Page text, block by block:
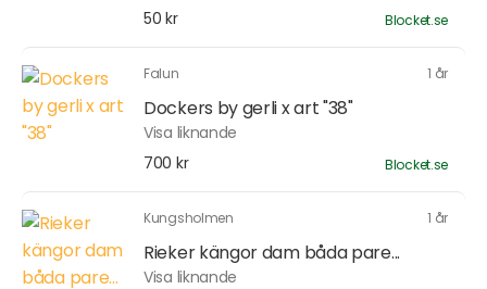
50 kr
Blocket.se
Falun 1 år
Dockers by gerli x art "38"
Visa liknande
700 kr
Blocket.se
Kungsholmen 1 år
Rieker kängor dam båda pare...
Visa liknande